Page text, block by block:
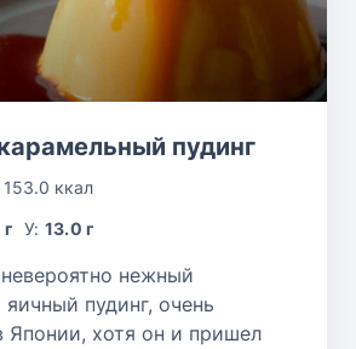
пудинг
153.0 ккал
У: 13.0 г
нежный
пудинг, очень
Японии, хотя он и пришел